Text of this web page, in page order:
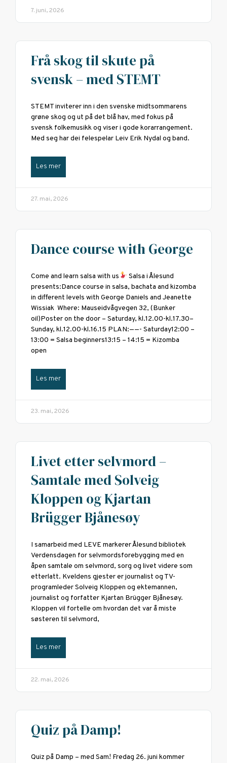
7. juni, 2026
Frå skog til skute på
svensk – med STEMT
STEMT inviterer inn i den svenske midtsommarens
grøne skog og ut på det blå hav, med fokus på
svensk folkemusikk og viser i gode korarrangement.
Med seg har dei felespelar Leiv Erik Nydal og band.
Les mer
27. mai, 2026
Dance course with George
Come and learn salsa with us
Salsa i Ålesund
presents:Dance course in salsa, bachata and kizomba
in different levels with George Daniels and Jeanette
Wissiak Where: Mauseidvågvegen 32, (Bunker
oil)Poster on the door – Saturday, kl.12.00-kl.17.30–
Sunday, kl.12.00-kl.16.15 PLAN:——- Saturday12:00 –
13:00 = Salsa beginners13:15 – 14:15 = Kizomba
open
Les mer
23. mai, 2026
Livet etter selvmord –
Samtale med Solveig
Kloppen og Kjartan
Brügger Bjånesøy
I samarbeid med LEVE markerer Ålesund bibliotek
Verdensdagen for selvmordsforebygging med en
åpen samtale om selvmord, sorg og livet videre som
etterlatt. Kveldens gjester er journalist og TV-
programleder Solveig Kloppen og ektemannen,
journalist og forfatter Kjartan Brügger Bjånesøy.
Kloppen vil fortelle om hvordan det var å miste
søsteren til selvmord,
Les mer
22. mai, 2026
Quiz på Damp!
Quiz på Damp – med Sam! Fredag 26. juni kommer